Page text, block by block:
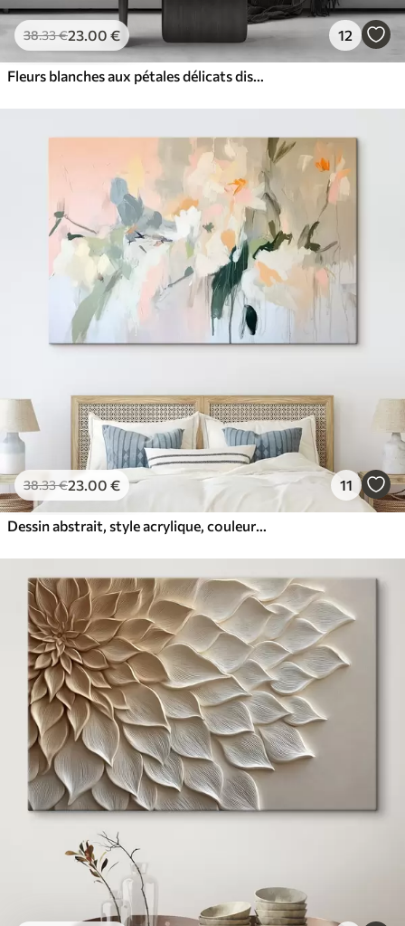
38.33€23.00 € 12
Fleurs blanches aux pétales délicats disposées dans un joli motif floral sur un fond clair
38.33€23 .00 € 11